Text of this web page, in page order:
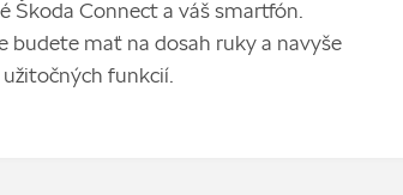
Škoda Connect a váš smartfón.
mať na dosah ruky a navyše
funkcií.